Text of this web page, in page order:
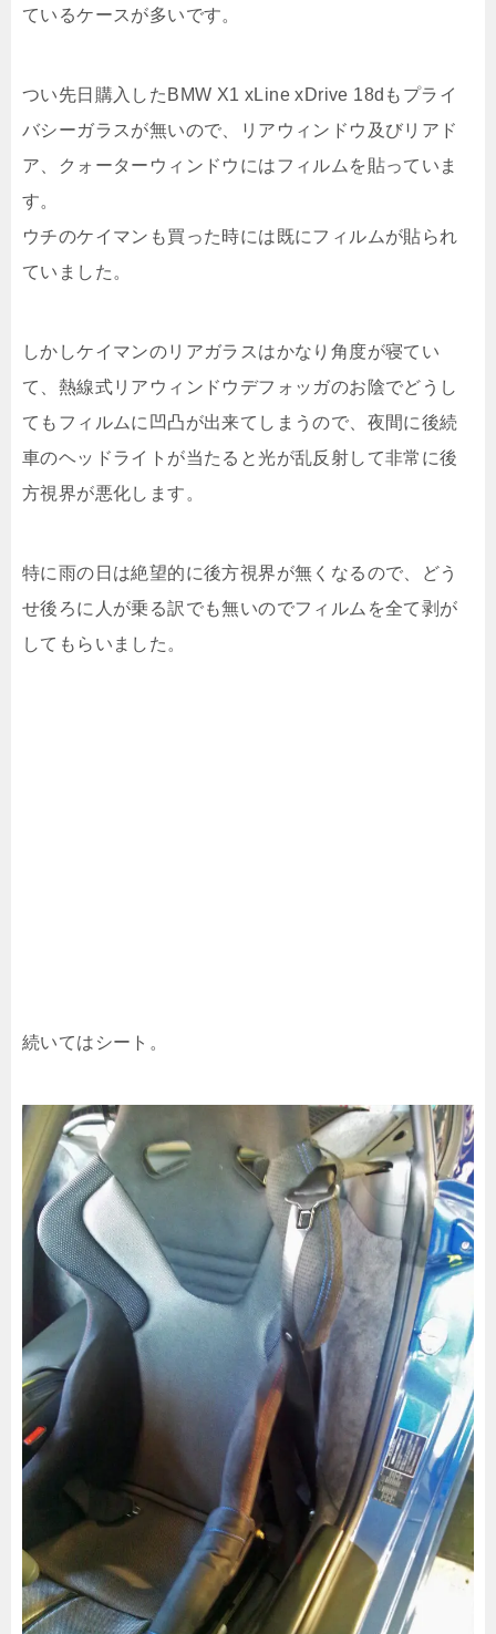
ているケースが多いです。
つい先日購入したBMW X1 xLine xDrive 18dもプライ
バシーガラスが無いので、リアウィンドウ及びリアド
ア、クォーターウィンドウにはフィルムを貼っていま
す。
ウチのケイマンも買った時には既にフィルムが貼られ
ていました。
しかしケイマンのリアガラスはかなり角度が寝てい
て、熱線式リアウィンドウデフォッガのお陰でどうし
てもフィルムに凹凸が出来てしまうので、夜間に後続
車のヘッドライトが当たると光が乱反射して非常に後
方視界が悪化します。
特に雨の日は絶望的に後方視界が無くなるので、どう
せ後ろに人が乗る訳でも無いのでフィルムを全て剥が
してもらいました。
続いてはシート。